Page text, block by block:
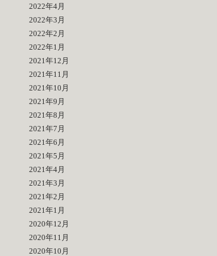
2022年4月
2022年3月
2022年2月
2022年1月
2021年12月
2021年11月
2021年10月
2021年9月
2021年8月
2021年7月
2021年6月
2021年5月
2021年4月
2021年3月
2021年2月
2021年1月
2020年12月
2020年11月
2020年10月